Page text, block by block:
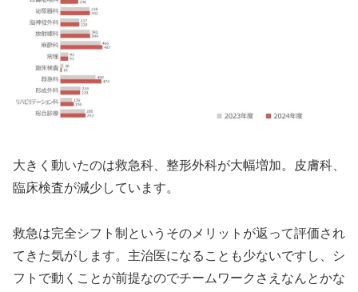
大きく動いたのは救急科、整形外科が大幅増加。皮膚科、
臨床検査が減少しています。
救急は完全シフト制というそのメリットが返って評価され
てきた気がします。主治医になることも少ないですし、シ
フトで動くことが前提なのでチームワークさえなんとかな